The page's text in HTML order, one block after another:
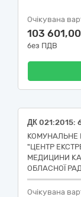
Очікувана
103
без ПДВ
КОМУНАЛЬНЕ
"ЦЕНТР
МЕДИЦИНИ
ОБЛАСНОЇ
Очікувана